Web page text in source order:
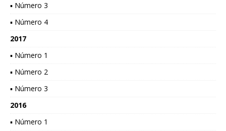
▪ Número 3
▪ Número 4
2017
▪ Número 1
▪ Número 2
▪ Número 3
2016
▪ Número 1